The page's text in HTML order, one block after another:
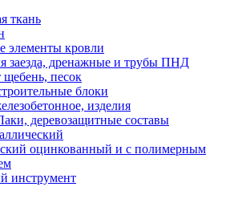
ткань
элементы кровли
заезда, дренажные и трубы ПНД
щебень, песок
блоки
изделия
деревозащитные составы
оцинкованный и с полимерным
инструмент